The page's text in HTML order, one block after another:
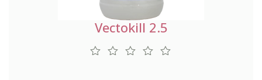
Vectokill 2.5